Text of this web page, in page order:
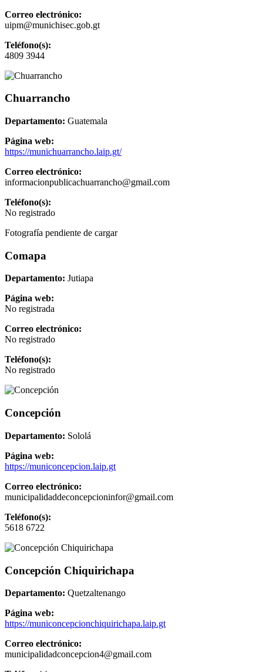
Correo electrónico:
uipm@munichisec.gob.gt
Teléfono(s):
4809 3944
Chuarrancho
Departamento: Guatemala
Página web:
https://munichuarrancho.laip.gt/
Correo electrónico:
informacionpublicachuarrancho@gmail.com
Teléfono(s):
No registrado
Fotografía pendiente de cargar
Comapa
Departamento: Jutiapa
Página web:
No registrada
Correo electrónico:
No registrado
Teléfono(s):
No registrado
Concepción
Departamento: Sololá
Página web:
https://municoncepcion.laip.gt
Correo electrónico:
municipalidaddeconcepcioninfor@gmail.com
Teléfono(s):
5618 6722
Concepción Chiquirichapa
Departamento: Quetzaltenango
Página web:
https://municoncepcionchiquirichapa.laip.gt
Correo electrónico:
municipalidadconcepcion4@gmail.com